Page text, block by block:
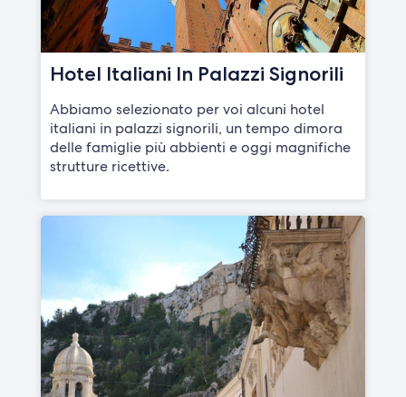
Hotel Italiani In Palazzi Signorili
Abbiamo selezionato per voi alcuni hotel
italiani in palazzi signorili, un tempo dimora
delle famiglie più abbienti e oggi magnifiche
strutture ricettive.